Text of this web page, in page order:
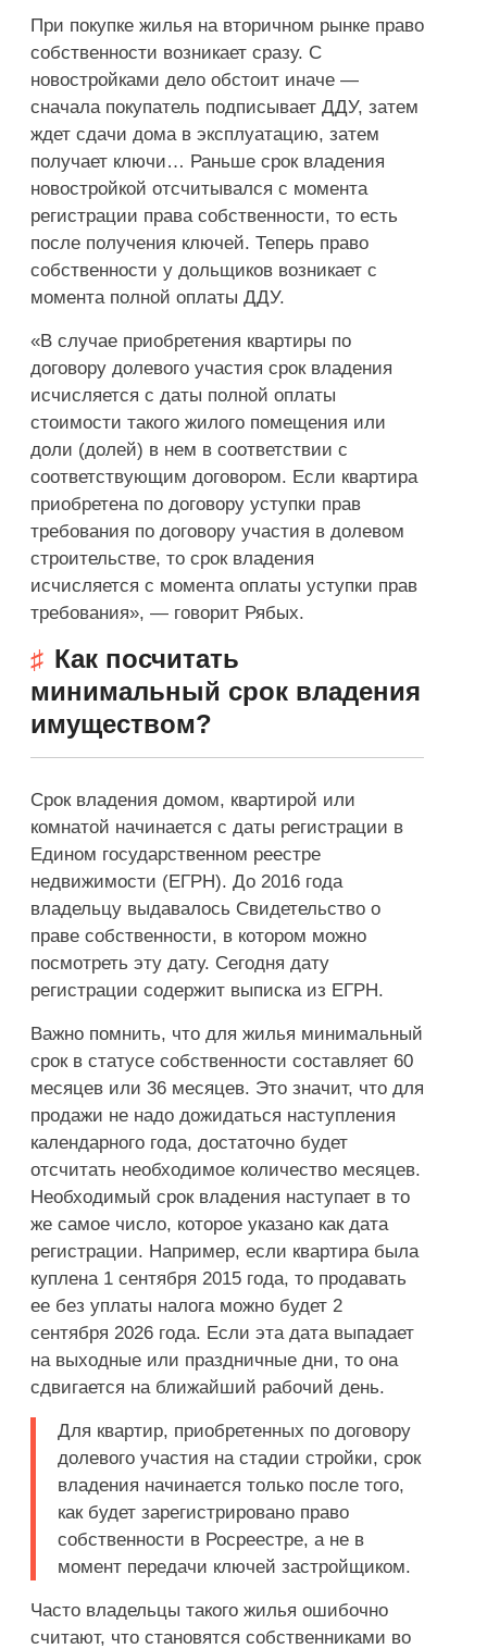
При покупке жилья на вторичном рынке право
собственности возникает сразу. С
новостройками дело обстоит иначе —
сначала покупатель подписывает ДДУ, затем
ждет сдачи дома в эксплуатацию, затем
получает ключи… Раньше срок владения
новостройкой отсчитывался с момента
регистрации права собственности, то есть
после получения ключей. Теперь право
собственности у дольщиков возникает с
момента полной оплаты ДДУ.
«В случае приобретения квартиры по
договору долевого участия срок владения
исчисляется с даты полной оплаты
стоимости такого жилого помещения или
доли (долей) в нем в соответствии с
соответствующим договором. Если квартира
приобретена по договору уступки прав
требования по договору участия в долевом
строительстве, то срок владения
исчисляется с момента оплаты уступки прав
требования», — говорит Рябых.
Как посчитать
минимальный срок владения
имуществом?
Срок владения домом, квартирой или
комнатой начинается с даты регистрации в
Едином государственном реестре
недвижимости (ЕГРН). До 2016 года
владельцу выдавалось Свидетельство о
праве собственности, в котором можно
посмотреть эту дату. Сегодня дату
регистрации содержит выписка из ЕГРН.
Важно помнить, что для жилья минимальный
срок в статусе собственности составляет 60
месяцев или 36 месяцев. Это значит, что для
продажи не надо дожидаться наступления
календарного года, достаточно будет
отсчитать необходимое количество месяцев.
Необходимый срок владения наступает в то
же самое число, которое указано как дата
регистрации. Например, если квартира была
куплена 1 сентября 2015 года, то продавать
ее без уплаты налога можно будет 2
сентября 2026 года. Если эта дата выпадает
на выходные или праздничные дни, то она
сдвигается на ближайший рабочий день.
Для квартир, приобретенных по договору
долевого участия на стадии стройки, срок
владения начинается только после того,
как будет зарегистрировано право
собственности в Росреестре, а не в
момент передачи ключей застройщиком.
Часто владельцы такого жилья ошибочно
считают, что становятся собственниками во